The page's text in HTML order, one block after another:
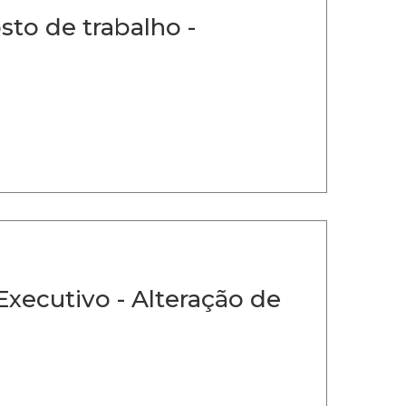
de trabalho -
- Alteração de